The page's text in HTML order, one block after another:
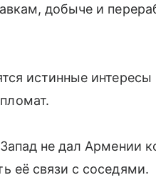
добыче и
истинные интересы
не дал Армении
её связи с соседями.